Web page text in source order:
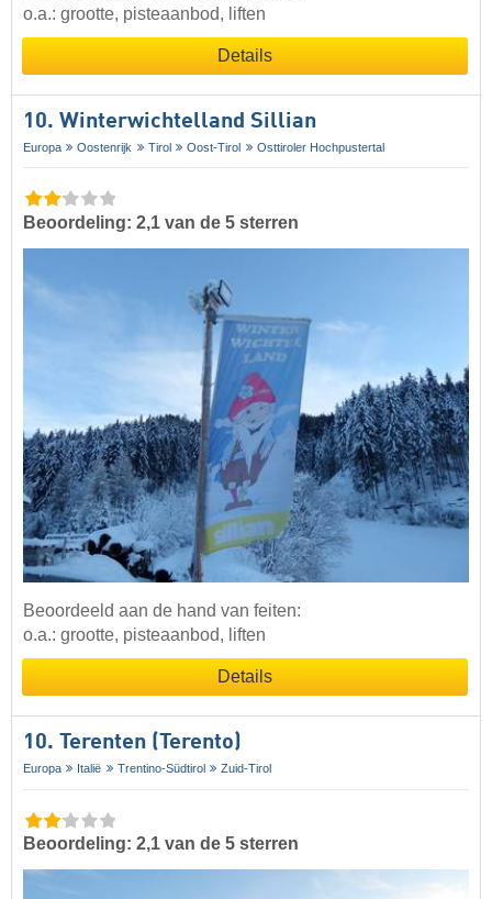
o.a.: grootte, pisteaanbod, liften
Details
10. Winterwichtelland Sillian
Europa Oostenrijk Tirol Oost-Tirol Osttiroler Hochpustertal
Beoordeling: 2,1 van de 5 sterren
Beoordeeld aan de hand van feiten:
o.a.: grootte, pisteaanbod, liften
Details
10. Terenten (Terento)
Europa Italië Trentino-Südtirol Zuid-Tirol
Beoordeling: 2,1 van de 5 sterren